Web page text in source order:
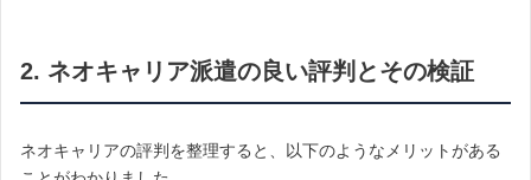
2. ネオキャリア派遣の良い評判とその検証
ネオキャリアの評判を整理すると、以下のようなメリットがある